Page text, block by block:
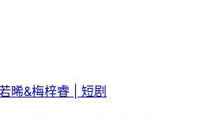
晞&梅梓睿 | 短剧